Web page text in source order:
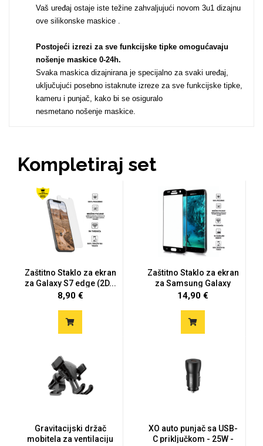
Vaš uređaj ostaje iste težine zahvaljujući novom 3u1 dizajnu
ove silikonske maskice .
Postojeći izrezi za sve funkcijske tipke omogućavaju
nošenje maskice 0-24h.
Svaka maskica dizajnirana je specijalno za svaki uređaj,
uključujući posebno istaknute izreze za sve funkcijske tipke,
kameru i punjač, kako bi se osiguralo
nesmetano nošenje maskice.
Kompletiraj set
Zaštitno Staklo za ekran
za Galaxy S7 edge (2D...
8,90 €
Zaštitno Staklo za ekran
za Samsung Galaxy
S7...
14,90 €
Gravitacijski držač
mobitela za ventilaciju
XO auto punjač sa USB-
C priključkom - 25W -
MarbleMania
Gaming motivi Crtani filmovi